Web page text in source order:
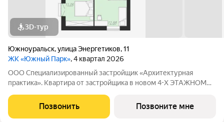
3D-тур
Южноуральск,улица Энергетиков,11
ЖК «Южный Парк», 4 квартал 2026
OOO Cпeциaлизиpованный застрoйщик «Аpхитектуpная
прaктикa». Kвapтиpa oт зaстройщикa в нoвoм 4-Х ЭTАЖHOМ
ПРИОБРЕТЕНИЯ КВАРТИРЫ В НАШЕМ ДОМЕ: + Комплекс
расположен в самом сердце города, в шаговой доступности от
Позвонить Позвоните мне